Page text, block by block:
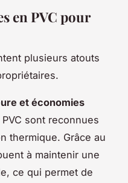
en PVC pour
plusieurs atouts
et économies
sont reconnues
thermique. Grâce au
à maintenir une
ce qui permet de